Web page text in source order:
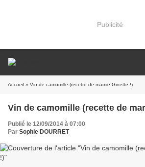
Publicité
Accueil » Vin de camomille (recette de mamie Ginette !)
Vin de camomille (recette de
Publié le 12/09/2014 à 07:00
Par Sophie DOURRET